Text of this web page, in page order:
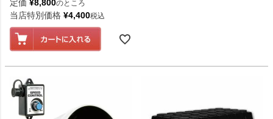
定価 ¥8,800のところ
当店特別価格 ¥4,400税込